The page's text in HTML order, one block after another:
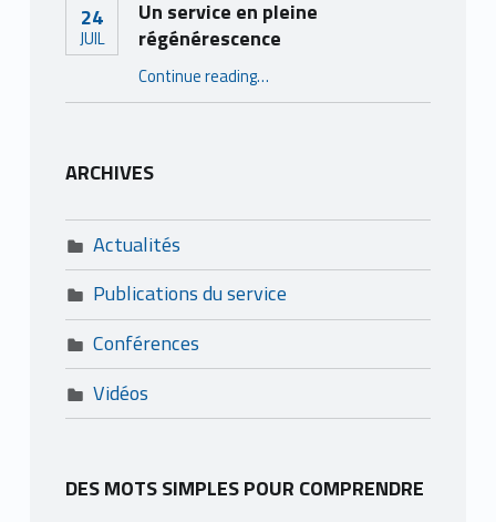
24
JUIL
Un service en pleine
régénérescence
Continue reading“Un service en pleine régénérescence”
…
ARCHIVES
Actualités
Publications du service
Conférences
Vidéos
DES MOTS SIMPLES POUR COMPRENDRE